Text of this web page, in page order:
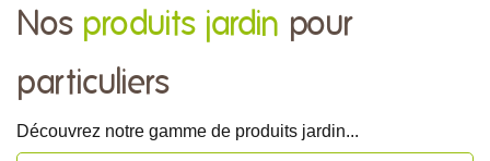
Nos produits jardin pour
particuliers
Découvrez notre gamme de produits jardin...